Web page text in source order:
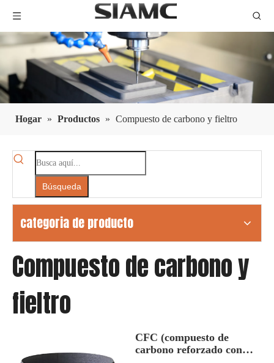
Hogar » Productos » Compuesto de carbono y fieltro
Búsqueda
categoria de producto
Compuesto de carbono y
fieltro
CFC (compuesto de
carbono reforzado con